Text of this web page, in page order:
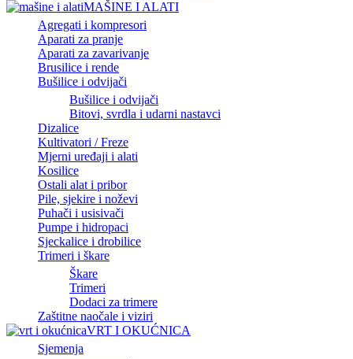
MAŠINE I ALATI
Agregati i kompresori
Aparati za pranje
Aparati za zavarivanje
Brusilice i rende
Bušilice i odvijači
Bušilice i odvijači
Bitovi, svrdla i udarni nastavci
Dizalice
Kultivatori / Freze
Mjerni uređaji i alati
Kosilice
Ostali alat i pribor
Pile, sjekire i noževi
Puhači i usisivači
Pumpe i hidropaci
Sjeckalice i drobilice
Trimeri i škare
Škare
Trimeri
Dodaci za trimere
Zaštitne naočale i viziri
VRT I OKUĆNICA
Sjemenja